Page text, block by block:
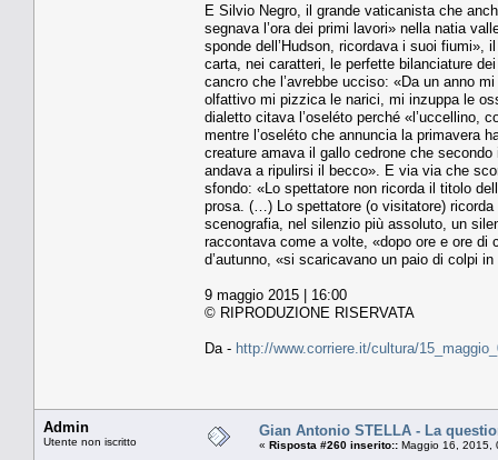
E Silvio Negro, il grande vaticanista che
segnava l’ora dei primi lavori» nella natia
sponde dell’Hudson, ricordava i suoi fiumi»,
carta, nei caratteri, le perfette bilanciature
cancro che l’avrebbe ucciso: «Da un anno
olfattivo mi pizzica le narici, mi inzuppa le
dialetto citava l’oseléto perché «l’uccellino,
mentre l’oseléto che annuncia la primavera
creature amava il gallo cedrone che
andava a ripulirsi il becco». E via via che
sfondo: «Lo spettatore non ricorda il titolo
prosa. (…) Lo spettatore (o visitatore) ricorda
scenografia, nel silenzio più assoluto, un
raccontava come a volte, «dopo ore e ore
d’autunno, «si scaricavano un paio di colpi
9 maggio 2015 | 16:00
© RIPRODUZIONE RISERVATA
Da - http://www.corriere.it/cultura/
Admin
Utente non iscritto
Gian Antonio STELLA - La
« Risposta #260 inserito:: Maggio 16, 2015,